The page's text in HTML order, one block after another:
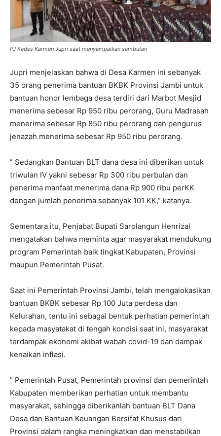
PJ Kades Karmen Jupri saat menyampaikan sambutan
Jupri menjelaskan bahwa di Desa Karmen ini sebanyak
35 orang penerima bantuan BKBK Provinsi Jambi untuk
bantuan honor lembaga desa terdiri dari Marbot Mesjid
menerima sebesar Rp 950 ribu perorang, Guru Madrasah
menerima sebesar Rp 850 ribu perorang dan pengurus
jenazah menerima sebesar Rp 950 ribu perorang.
” Sedangkan Bantuan BLT dana desa ini diberikan untuk
triwulan IV yakni sebesar Rp 300 ribu perbulan dan
penerima manfaat menerima dana Rp 900 ribu perKK
dengan jumlah penerima sebanyak 101 KK,” katanya.
Sementara itu, Penjabat Bupati Sarolangun Henrizal
mengatakan bahwa meminta agar masyarakat mendukung
program Pemerintah baik tingkat Kabupaten, Provinsi
maupun Pemerintah Pusat.
Saat ini Pemerintah Provinsi Jambi, telah mengalokasikan
bantuan BKBK sebesar Rp 100 Juta perdesa dan
Kelurahan, tentu ini sebagai bentuk perhatian pemerintah
kepada masyatakat di tengah kondisi saat ini, masyarakat
terdampak ekonomi akibat wabah covid-19 dan dampak
kenaikan inflasi.
” Pemerintah Pusat, Pemerintah provinsi dan pemerintah
Kabupaten memberikan perhatian untuk membantu
masyarakat, sehingga diberikanlah bantuan BLT Dana
Desa dan Bantuan Keuangan Bersifat Khusus dari
Provinsi dalam rangka meningkatkan dan menstabilkan